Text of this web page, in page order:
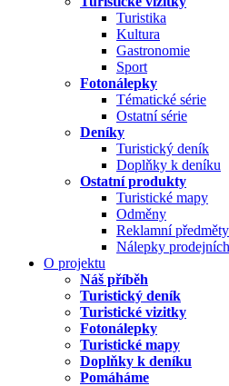
Turistika
Kultura
Gastronomie
Sport
Fotonálepky
Tématické série
Ostatní série
Deníky
Turistický deník
Doplňky k deníku
Ostatní produkty
Turistické mapy
Odměny
Reklamní předměty
Nálepky
O projektu
Náš příběh
Turistický deník
Turistické vizitky
Fotonálepky
Turistické mapy
Doplňky k deníku
Pomáháme